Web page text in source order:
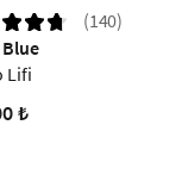
(140)
Lifi
₺